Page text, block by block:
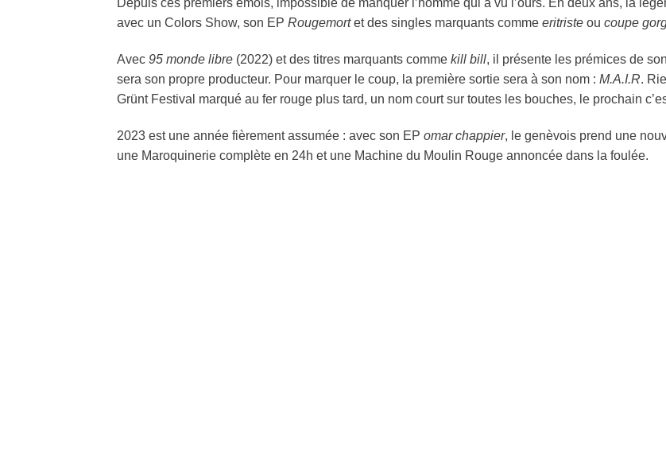
Depuis ces premiers émois, impossible de manquer l’homme qui a vu l’ours. En deux ans, la
avec un Colors Show, son EP Rougemortet des singles marquants comme eritriste ou coupe
Avec 95 monde libre (2022) et des titres marquants comme kill bill, il présente les prémices de
sera son propre producteur. Pour marquer le coup, la première sortie sera à son nom : M.A.I.R.
Grünt Festival marqué au fer rouge plus tard, un nom court sur toutes les bouches, le prochain
2023 est une année fièrement assumée : avec son EP omar chappier, le genèvois prend une
une Maroquinerie complète en 24h et une Machine du Moulin Rouge annoncée dans la foulée.